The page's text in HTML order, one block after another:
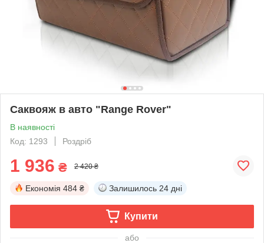
Саквояж в авто "Range Rover"
В наявності
Код: 1293
Роздріб
1 936 ₴ 2 420 ₴
Економія 484 ₴ Залишилось 24 дні
Купити
або